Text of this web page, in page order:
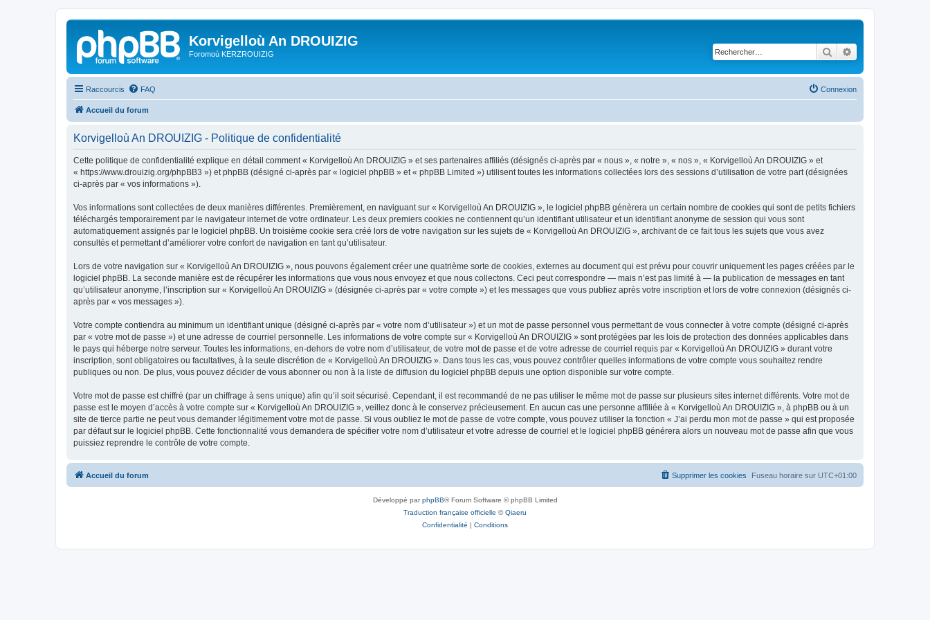
Korvigelloù An DROUIZIG
Foromoù KERZROUIZIG Rechercher
Raccourcis FAQ Connexion
Accueil du forum
Korvigelloù An DROUIZIG - Politique de confidentialité
Cette politique de confidentialité explique en détail comment « Korvigelloù An DROUIZIG » et ses partenaires affiliés (désignés ci-après par « nous », « notre », « nos », « Korvigelloù An DROUIZIG » et
« https://www.drouizig.org/phpBB3 ») et phpBB (désigné ci-après par « logiciel phpBB » et « phpBB Limited ») utilisent toutes les informations collectées lors des sessions d’utilisation de votre part (désignées
ci-après par « vos informations »).
Vos informations sont collectées de deux manières différentes. Premièrement, en naviguant sur « Korvigelloù An DROUIZIG », le logiciel phpBB génèrera un certain nombre de cookies qui sont de petits fichiers
téléchargés temporairement par le navigateur internet de votre ordinateur. Les deux premiers cookies ne contiennent qu’un identifiant utilisateur et un identifiant anonyme de session qui vous sont
automatiquement assignés par le logiciel phpBB. Un troisième cookie sera créé lors de votre navigation sur les sujets de « Korvigelloù An DROUIZIG », archivant de ce fait tous les sujets que vous avez
consultés et permettant d’améliorer votre confort de navigation en tant qu’utilisateur.
Lors de votre navigation sur « Korvigelloù An DROUIZIG », nous pouvons également créer une quatrième sorte de cookies, externes au document qui est prévu pour couvrir uniquement les pages créées par le
logiciel phpBB. La seconde manière est de récupérer les informations que vous nous envoyez et que nous collectons. Ceci peut correspondre — mais n’est pas limité à — la publication de messages en tant
qu’utilisateur anonyme, l’inscription sur « Korvigelloù An DROUIZIG » (désignée ci-après par « votre compte ») et les messages que vous publiez après votre inscription et lors de votre connexion (désignés ci-
après par « vos messages »).
Votre compte contiendra au minimum un identifiant unique (désigné ci-après par « votre nom d’utilisateur ») et un mot de passe personnel vous permettant de vous connecter à votre compte (désigné ci-après
par « votre mot de passe ») et une adresse de courriel personnelle. Les informations de votre compte sur « Korvigelloù An DROUIZIG » sont protégées par les lois de protection des données applicables dans
le pays qui héberge notre serveur. Toutes les informations, en-dehors de votre nom d’utilisateur, de votre mot de passe et de votre adresse de courriel requis par « Korvigelloù An DROUIZIG » durant votre
inscription, sont obligatoires ou facultatives, à la seule discrétion de « Korvigelloù An DROUIZIG ». Dans tous les cas, vous pouvez contrôler quelles informations de votre compte vous souhaitez rendre
publiques ou non. De plus, vous pouvez décider de vous abonner ou non à la liste de diffusion du logiciel phpBB depuis une option disponible sur votre compte.
Votre mot de passe est chiffré (par un chiffrage à sens unique) afin qu’il soit sécurisé. Cependant, il est recommandé de ne pas utiliser le même mot de passe sur plusieurs sites internet différents. Votre mot de
passe est le moyen d’accès à votre compte sur « Korvigelloù An DROUIZIG », veillez donc à le conservez précieusement. En aucun cas une personne affiliée à « Korvigelloù An DROUIZIG », à phpBB ou à un
site de tierce partie ne peut vous demander légitimement votre mot de passe. Si vous oubliez le mot de passe de votre compte, vous pouvez utiliser la fonction « J’ai perdu mon mot de passe » qui est proposée
par défaut sur le logiciel phpBB. Cette fonctionnalité vous demandera de spécifier votre nom d’utilisateur et votre adresse de courriel et le logiciel phpBB générera alors un nouveau mot de passe afin que vous
puissiez reprendre le contrôle de votre compte.
Accueil du forum Fuseau horaire sur UTC+01:00
Supprimer les cookies
Développé parphpBB® Forum Software © phpBB Limited
Traduction française officielle ©Qiaeru
Confidentialité | Conditions